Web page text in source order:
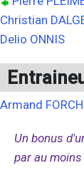
Christian
Delio ONNIS
Armand
Un bonus
par au